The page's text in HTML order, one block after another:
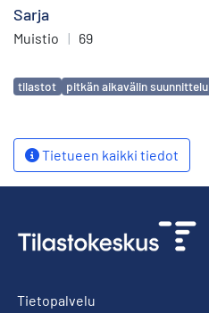
Sarja
Muistio | 69
Avainsanat
tilastot pitkän aikavälin suunnittelu
Tietueen kaikki tiedot
Tietopalvelu